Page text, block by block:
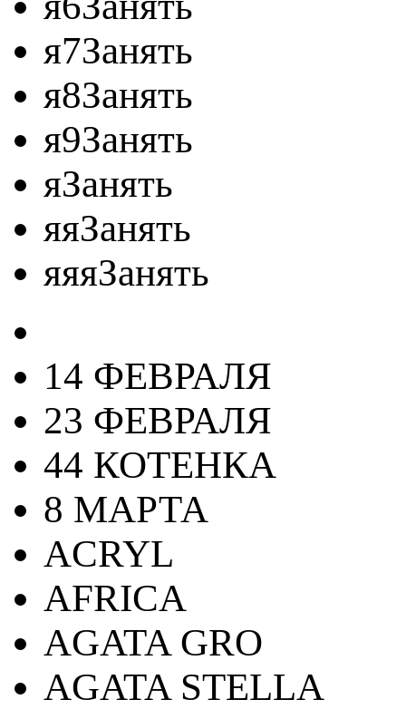
я7Занять
я8Занять
я9Занять
яЗанять
яяЗанять
яяяЗанять
14 ФЕВРАЛЯ
23 ФЕВРАЛЯ
44 КОТЕНКА
8 МАРТА
ACRYL
AFRICA
AGATA GRO
AGATA STELLA